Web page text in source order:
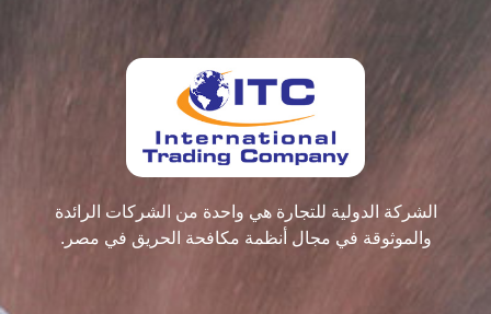
الشركة الدولية للتجارة هي واحدة من الشركات الرائدة
والموثوقة في مجال أنظمة مكافحة الحريق في مصر.